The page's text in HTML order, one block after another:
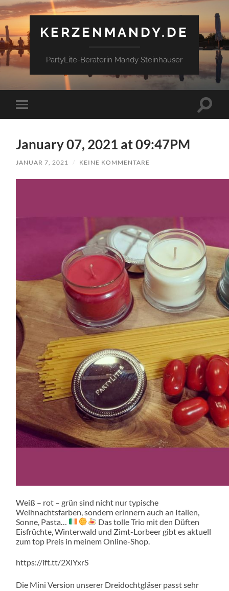
KERZENMANDY.DE
PartyLite-Beraterin Mandy Steinhäuser
Mobile-
Menü
January 07, 2021 at 09:47PM
JANUAR 7, 2021 / KEINE KOMMENTARE
Weiß – rot – grün sind nicht nur typische
Weihnachtsfarben, sondern erinnern auch an Italien,
Sonne, Pasta…
Das tolle Trio mit den Düften
Eisfrüchte, Winterwald und Zimt-Lorbeer gibt es aktuell
zum top Preis in meinem Online-Shop.
https://ift.tt/2XlYxrS
Die Mini Version unserer Dreidochtgläser passt sehr